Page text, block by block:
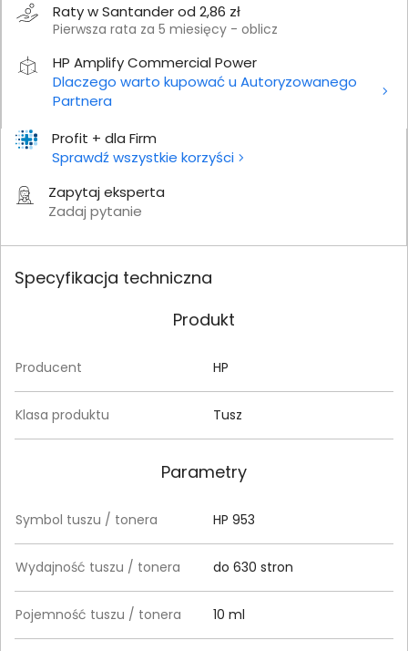
Profit + dla Firm
Sprawdź wszystkie korzyści
Zapytaj eksperta
Zadaj pytanie
Raty w Santander od 2,86 zł
Pierwsza rata za 5 miesięcy - oblicz
HP Amplify Commercial Power
Dlaczego warto kupować u Autoryzowanego
Partnera
Specyfikacja techniczna
Produkt
Producent HP
Klasa produktu Tusz
Parametry
Symbol tuszu / tonera HP 953
Wydajność tuszu / tonera do 630 stron
Pojemność tuszu / tonera 10 ml